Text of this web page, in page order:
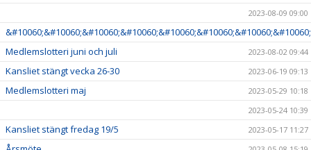
2023-08-09 09:00
Medlemslotteri juni och juli
2023-08-02 09:44
Kansliet stängt vecka 26-30 2023-06-19 09:13
Medlemslotteri maj
2023-05-29 10:18
2023-05-24 10:39
Kansliet stängt fredag 19/5 2023-05-17 11:27